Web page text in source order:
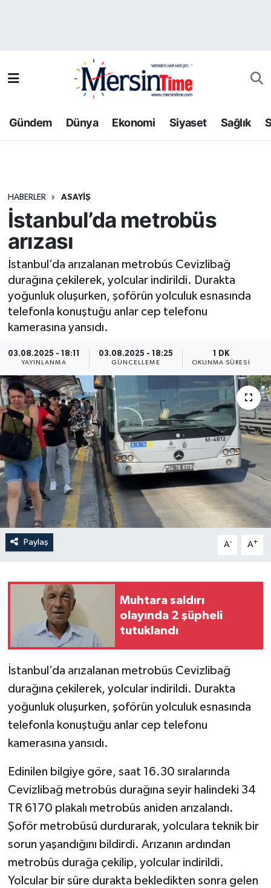
Gündem Dünya Ekonomi Siyaset Sağlık
HABERLER ASAYIŞ
İstanbul’da metrobüs
arızası
İstanbul’da arızalanan metrobüs Cevizlibağ
durağına çekilerek, yolcular indirildi. Durakta
yoğunluk oluşurken, şoförün yolculuk esnasında
telefonla konuştuğu anlar cep telefonu
kamerasına yansıdı.
03.08.2025 - 18:11
YAYINLANMA
03.08.2025 - 18:25
GÜNCELLEME
1 DK
OKUNMA SÜRESI
Paylaş A- A+
Muhtara saldırı
olayında 2 şüpheli
tutuklandı
İstanbul’da arızalanan metrobüs Cevizlibağ
durağına çekilerek, yolcular indirildi. Durakta
yoğunluk oluşurken, şoförün yolculuk esnasında
telefonla konuştuğu anlar cep telefonu
kamerasına yansıdı.
Edinilen bilgiye göre, saat 16.30 sıralarında
Cevizlibağ metrobüs durağına seyir halindeki 34
TR 6170 plakalı metrobüs aniden arızalandı.
Şoför metrobüsü durdurarak, yolculara teknik bir
sorun yaşandığını bildirdi. Arızanın ardından
metrobüs durağa çekilip, yolcular indirildi.
Yolcular bir süre durakta bekledikten sonra gelen
Bilim-Teknoloji
Dünya
Ekonomi
Gündem
Kültür-Sanat
Resmi İlan
Sağlık
Siyaset
Spor
Yaşam
Trafik Durumu
Tüm Manşetler
Haber Arşivi